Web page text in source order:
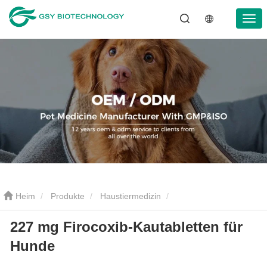
Heim Produkte Haustiermedizin
Entzündungshemmendes Mittel für Haustiere 227 mg Firocoxib-
Kautabletten für Hunde
227 mg Firocoxib-Kautabletten für
Hunde